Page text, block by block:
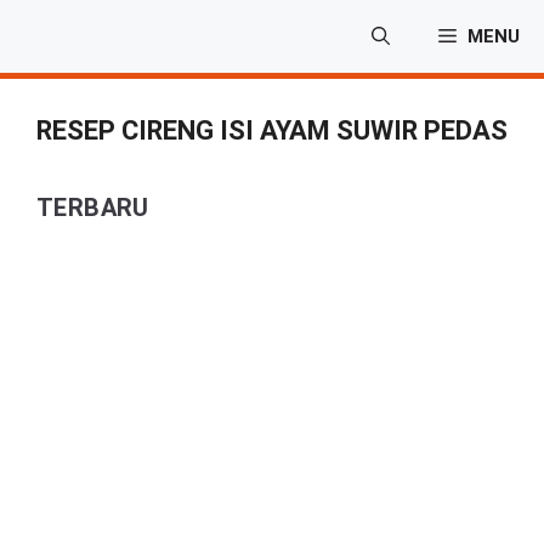
isi
MENU
RESEP CIRENG ISI AYAM SUWIR PEDAS
TERBARU